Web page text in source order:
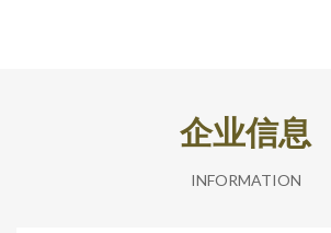
企业信息
INFORMATION